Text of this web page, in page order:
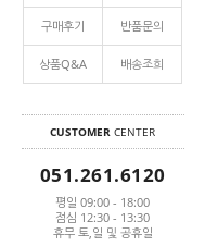
구매후기 반품문의
상품Q&A 배송조희
CUSTOMER CENTER
051.261.6120
평일 09:00 - 18:00
점심 12:30 - 13:30
휴무 토,일 및 공휴일
래쉬가드/비치 >보드숏